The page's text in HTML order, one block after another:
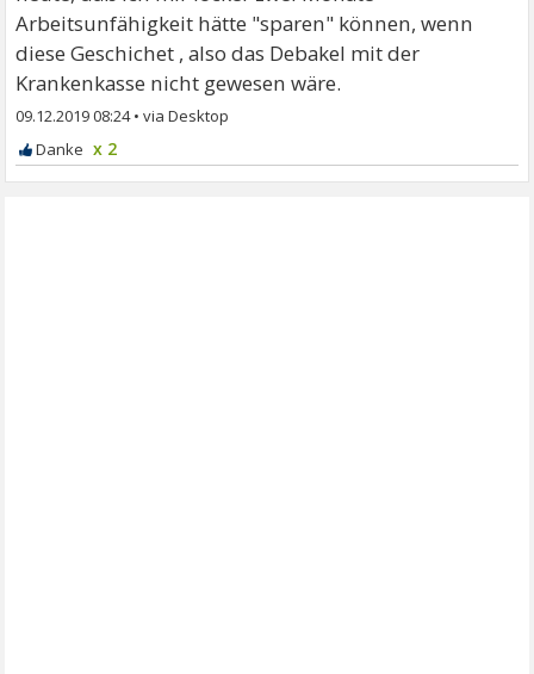
Arbeitsunfähigkeit hätte "sparen" können, wenn
diese Geschichet , also das Debakel mit der
Krankenkasse nicht gewesen wäre.
09.12.2019 08:24•
x 2